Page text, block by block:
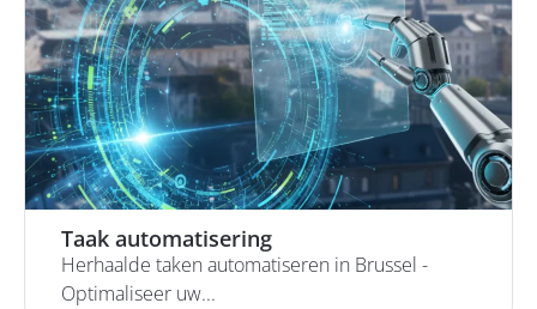
Taak automatisering
Herhaalde taken automatiseren in Brussel -
Optimaliseer uw...